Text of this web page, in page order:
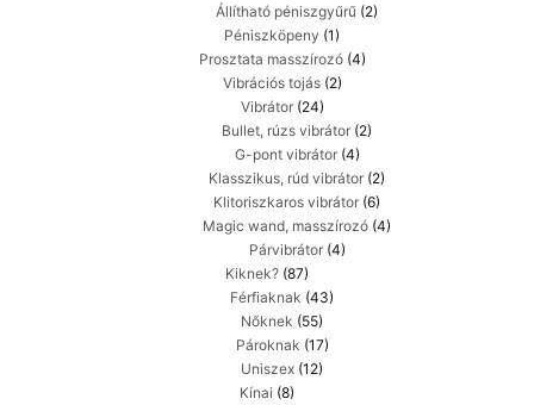
Állítható péniszgyűrű (2)
Péniszköpeny (1)
Prosztata masszírozó(4)
Vibrációs tojás(2)
Vibrátor(24)
Bullet, rúzs vibrátor (2)
G-pont vibrátor(4)
Klasszikus, rúd vibrátor (2)
Klitoriszkaros vibrátor (6)
Magic wand, masszírozó (4)
Párvibrátor(4)
Kiknek? (87)
Férfiaknak (43)
Nőknek (55)
Pároknak (17)
Uniszex (12)
Kínai (8)